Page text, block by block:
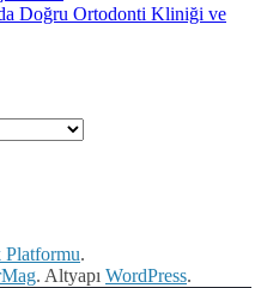
Doğru Ortodonti Kliniği ve
Platformu.
. Altyapı WordPress.